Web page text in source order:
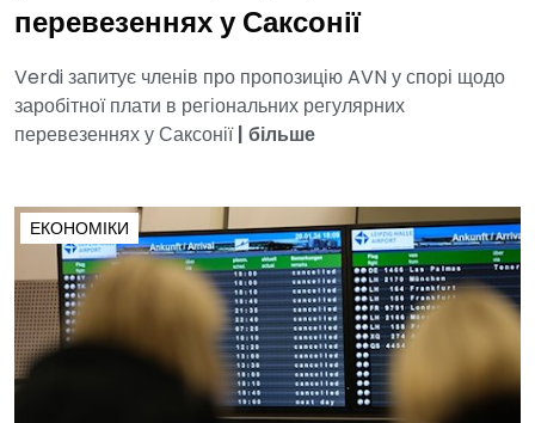
перевезеннях у Саксонії
Verdi запитує членів про пропозицію AVN у спорі щодо
заробітної плати в регіональних регулярних
перевезеннях у Саксонії| більше
ЕКОНОМІКИ